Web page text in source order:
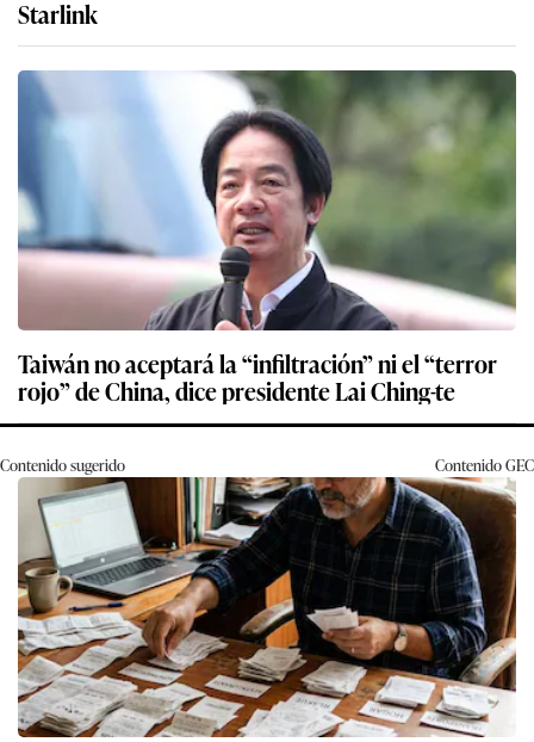
Starlink
Taiwán no aceptará la “infiltración” ni el “terror
rojo” de China, dice presidente Lai Ching-te
Contenido sugerido ContenidoGEC